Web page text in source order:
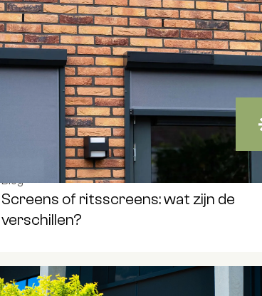
Blog
Screens of ritsscreens: wat zijn de
verschillen?